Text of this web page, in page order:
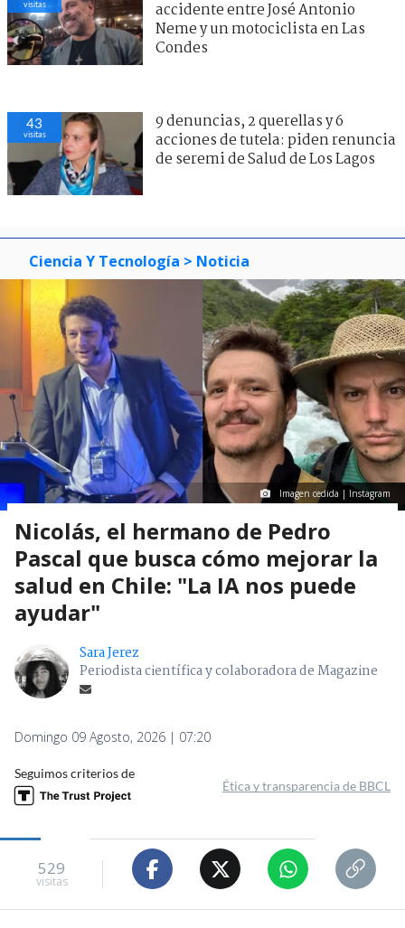
visitas
accidente entre José Antonio
Neme y un motociclista en Las
Condes
43
visitas
9 denuncias, 2 querellas y 6
acciones de tutela: piden renuncia
de seremi de Salud de Los Lagos
Ciencia Y Tecnología > Noticia
Imagen cedida | Instagram
Nicolás, el hermano de Pedro
Pascal que busca cómo mejorar la
salud en Chile: "La IA nos puede
ayudar"
Sara Jerez
Periodista científica y colaboradora de Magazine
Domingo 09 Agosto, 2026 | 07:20
Seguimos criterios de
Ética y transparencia de BBCL
529
visitas